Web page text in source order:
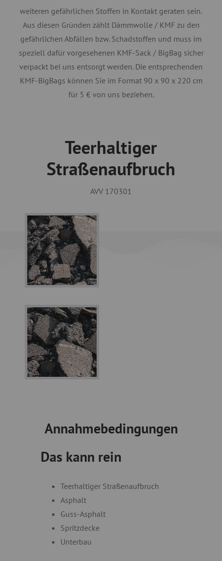
weiteren gefährlichen Stoffen in Kontakt geraten sein.
Aus diesen Gründen zählt Dämmwolle / KMF zu den
gefährlichen Abfällen bzw. Schadstoffen und muss im
speziell dafür vorgesehenen KMF-Sack / BigBag sicher
verpackt bei uns entsorgt werden. Die entsprechenden
KMF-BigBags können Sie im Format 90 x 90 x 220 cm
für 5 € von uns beziehen.
Teerhaltiger
Straßenaufbruch
AVV 170301
Annahmebedingungen
Das kann rein
Teerhaltiger Straßenaufbruch
Asphalt
Guss-Asphalt
Spritzdecke
Unterbau